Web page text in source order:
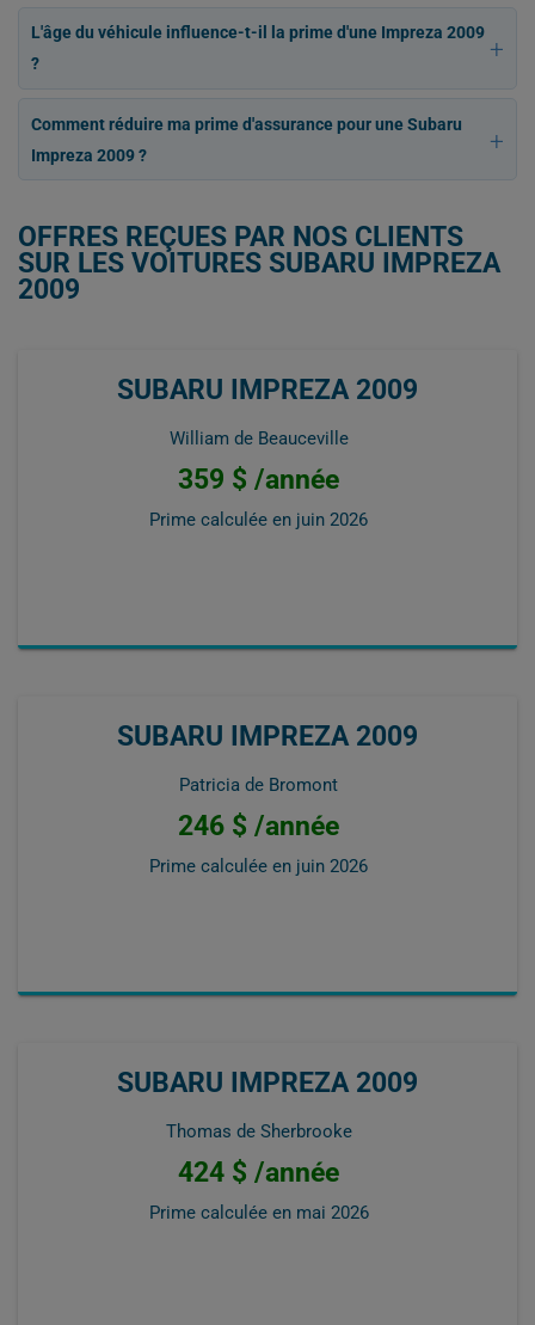
L'âge du véhicule influence-t-il la prime d'une Impreza 2009
?
Comment réduire ma prime d'assurance pour une Subaru
Impreza 2009 ?
OFFRES REÇUES PAR NOS CLIENTS
SUR LES VOITURES SUBARU IMPREZA
2009
SUBARU IMPREZA 2009
William de Beauceville
359 $ /année
Prime calculée en juin 2026
SUBARU IMPREZA 2009
Patricia de Bromont
246 $ /année
Prime calculée en juin 2026
SUBARU IMPREZA 2009
Thomas de Sherbrooke
424 $ /année
Prime calculée en mai 2026